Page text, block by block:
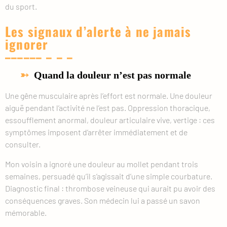
du sport.
Les signaux d’alerte à ne jamais
ignorer
Quand la douleur n’est pas normale
Une gêne musculaire après l’effort est normale. Une douleur
aiguë pendant l’activité ne l’est pas. Oppression thoracique,
essoufflement anormal, douleur articulaire vive, vertige : ces
symptômes imposent d’arrêter immédiatement et de
consulter.
Mon voisin a ignoré une douleur au mollet pendant trois
semaines, persuadé qu’il s’agissait d’une simple courbature.
Diagnostic final : thrombose veineuse qui aurait pu avoir des
conséquences graves. Son médecin lui a passé un savon
mémorable.